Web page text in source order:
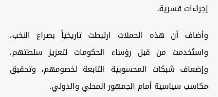
إجراءات قسرية.
وأضاف أن هذه الحملات ارتبطت تاريخياً بصراع النخب،
واستُخدمت من قبل رؤساء الحكومات لتعزيز سلطتهم،
وإضعاف شبكات المحسوبية التابعة لخصومهم، وتحقيق
مكاسب سياسية أمام الجمهور المحلي والدولي.